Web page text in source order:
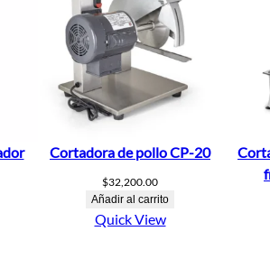
Cortadora de pollo CP-20
$32,200.00
Añadir al carrito
Quick View